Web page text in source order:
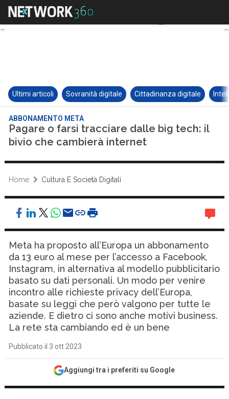
Ultimi articoli Sovranità digitale Cittadinanza digitale
ABBONAMENTO META
Pagare o farsi tracciare dalle big tech: il
bivio che cambierà internet
Home Cultura E Società Digitali
Meta ha proposto all’Europa un abbonamento
da 13 euro al mese per l’accesso a Facebook,
Instagram, in alternativa al modello pubblicitario
basato su dati personali. Un modo per venire
incontro alle richieste privacy dell’Europa,
basate su leggi che però valgono per tutte le
aziende. E dietro ci sono anche motivi business.
La rete sta cambiando ed è un bene
Pubblicato il 3 ott 2023
Aggiungi tra i preferiti su Google